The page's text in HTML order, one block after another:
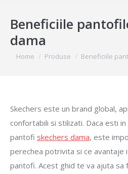
Beneficiile
dama
You are here:
Home Produse Beneficiile
Skechers este un brand global,
confortabili si stilizati. Daca esti
pantofi skechers dama, este
perechea potrivita si ce avantaje
pantofi. Acest ghid te va ajuta sa